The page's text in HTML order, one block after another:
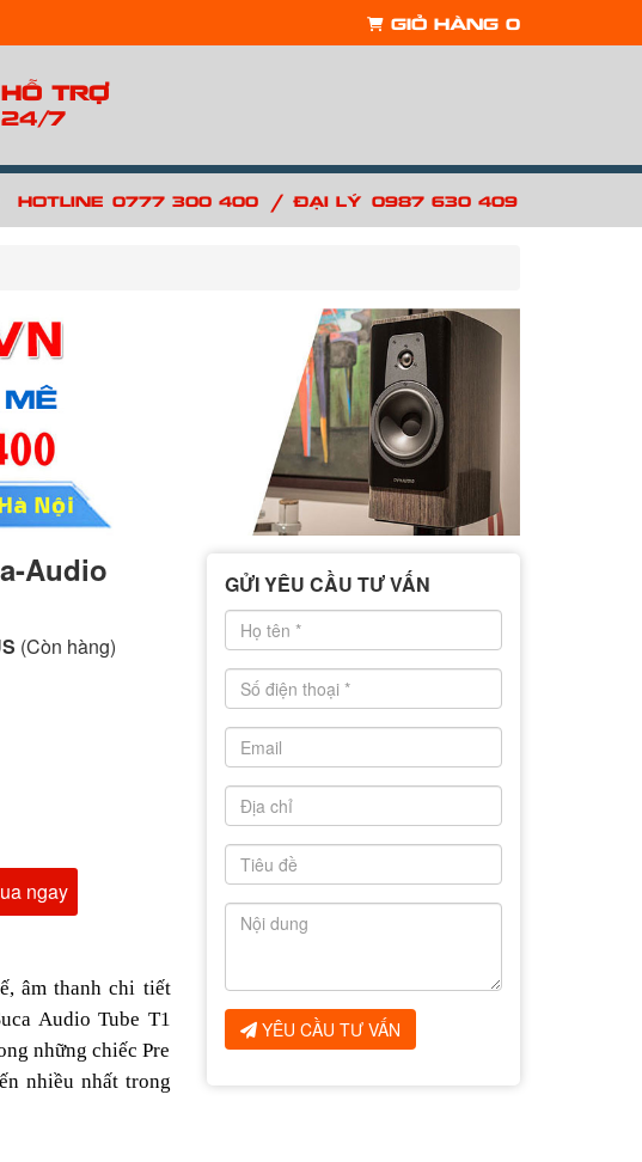
Giỏ hàng 0
Hỗ trợ
24/7
Hotline: 0777 300 400 / Đại lý: 0987 630 409
Audio
(Còn hàng)
ngay
âm thanh chi tiết
Audio Tube T1
những chiếc Pre
nhiều nhất trong
GỬI YÊU CẦU TƯ VẤN
YÊU CẦU TƯ VẤN